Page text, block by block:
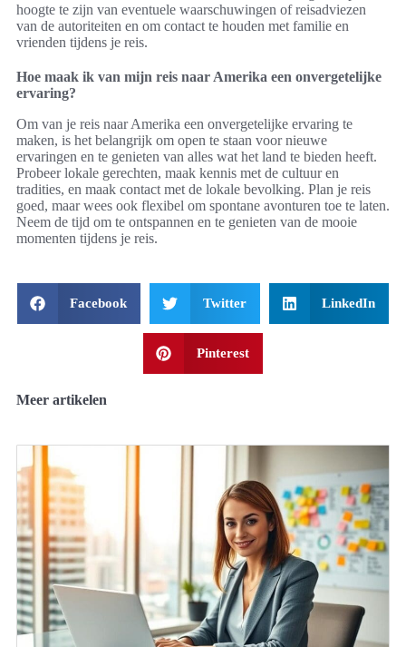
hoogte te zijn van eventuele waarschuwingen of reisadviezen
van de autoriteiten en om contact te houden met familie en
vrienden tijdens je reis.
Hoe maak ik van mijn reis naar Amerika een onvergetelijke
ervaring?
Om van je reis naar Amerika een onvergetelijke ervaring te
maken, is het belangrijk om open te staan voor nieuwe
ervaringen en te genieten van alles wat het land te bieden heeft.
Probeer lokale gerechten, maak kennis met de cultuur en
tradities, en maak contact met de lokale bevolking. Plan je reis
goed, maar wees ook flexibel om spontane avonturen toe te laten.
Neem de tijd om te ontspannen en te genieten van de mooie
momenten tijdens je reis.
Facebook Twitter LinkedIn
Pinterest
Meer artikelen